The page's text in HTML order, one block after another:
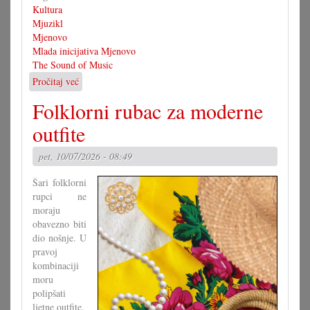
Kultura
Mjuzikl
Mjenovo
Mlada inicijativa Mjenovo
The Sound of Music
Pročitaj već
Američki
hit
na
mjenovskoj
pozornici
Folklorni rubac za moderne
outfite
pet, 10/07/2026 - 08:49
Šari folklorni
rupci ne
moraju
obavezno biti
dio nošnje. U
pravoj
kombinaciji
moru
polipšati
ljetne outfite.